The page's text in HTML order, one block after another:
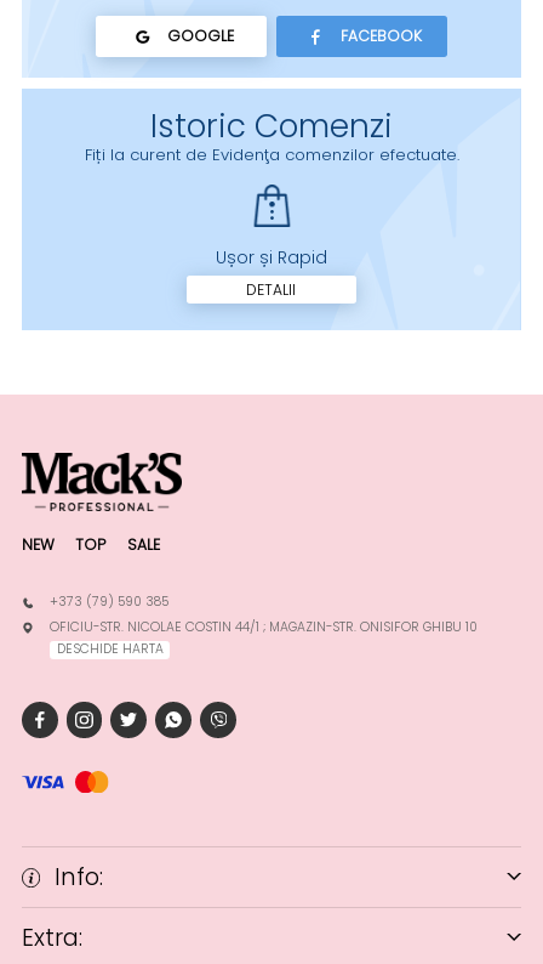
GOOGLE FACEBOOK
Istoric Comenzi
Fiți la curent de Evidenţa comenzilor efectuate.
Ușor și Rapid
DETALII
NEW TOP SALE
+373 (79) 590 385
OFICIU-STR. NICOLAE COSTIN 44/1 ; MAGAZIN-STR. ONISIFOR GHIBU 10
DESCHIDE HARTA
Info:
Extra: